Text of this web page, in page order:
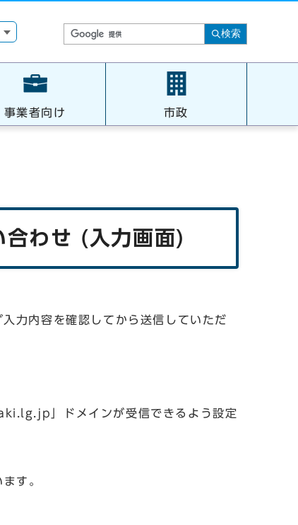
検索
事業者向け 市政
合わせ (入力画面)
力内容を確認してから送信していただ
」ドメインが受信できるよう設定
す。